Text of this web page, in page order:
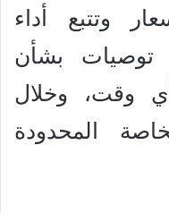
وتتبع أداء
توصيات بشأن
أي وقت، وخلال
المحدودة